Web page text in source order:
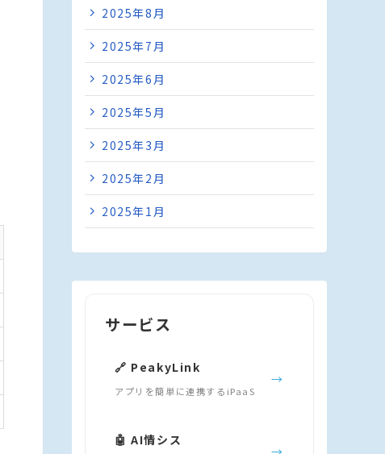
2025年8月
2025年7月
2025年6月
2025年5月
2025年3月
2025年2月
2025年1月
サービス
🔗 PeakyLink
アプリを簡単に連携するiPaaS
→
🤖 AI情シス